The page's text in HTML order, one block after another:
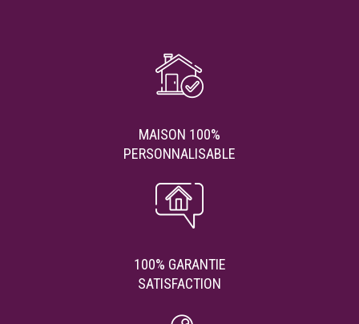
MAISON 100%
PERSONNALISABLE
100% GARANTIE
SATISFACTION